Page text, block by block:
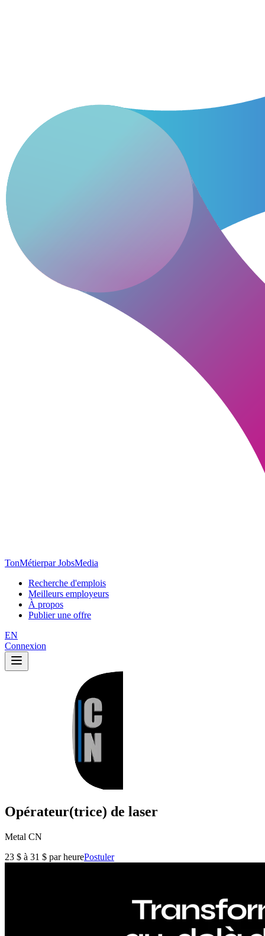
TonMétierpar JobsMedia
Recherche d'emplois
Meilleurs employeurs
À propos
Publier une offre
EN
Connexion
Opérateur(trice) de laser
Metal CN
23 $ à 31 $ par heurePostuler